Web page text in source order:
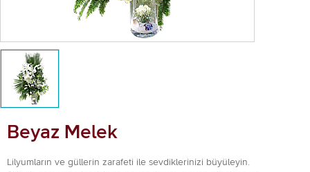
Beyaz Melek
Lilyumların ve güllerin zarafeti ile sevdiklerinizi büyüleyin.